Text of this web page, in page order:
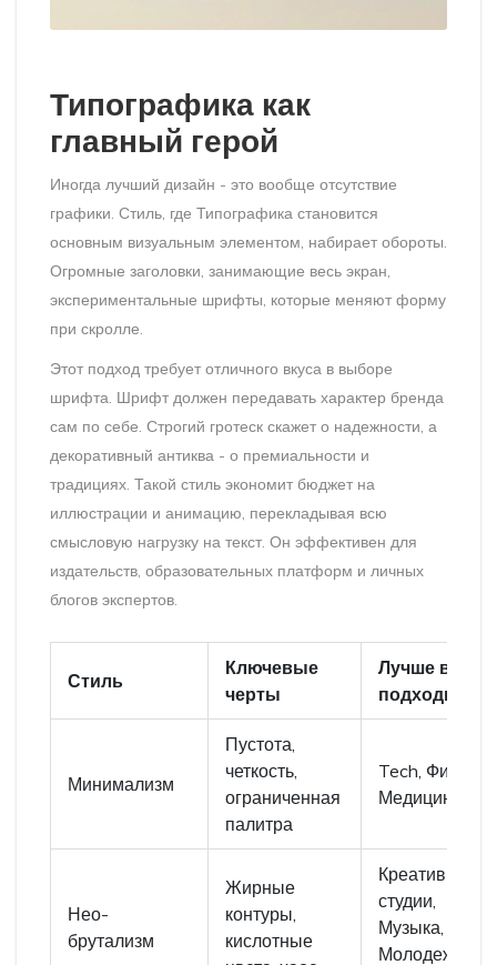
Типографика как
главный герой
Иногда лучший дизайн - это вообще отсутствие
графики. Стиль, где Типографика становится
основным визуальным элементом, набирает обороты.
Огромные заголовки, занимающие весь экран,
экспериментальные шрифты, которые меняют форму
при скролле.
Этот подход требует отличного вкуса в выборе
шрифта. Шрифт должен передавать характер бренда
сам по себе. Строгий гротеск скажет о надежности, а
декоративный антиква - о премиальности и
традициях. Такой стиль экономит бюджет на
иллюстрации и анимацию, перекладывая всю
смысловую нагрузку на текст. Он эффективен для
издательств, образовательных платформ и личных
блогов экспертов.
Стиль
Ключевые
черты
Лучше всего
подходит
Минимализм
Пустота,
четкость,
ограниченная
палитра
Tech, Финтех,
Медицина
Нео-
брутализм
Жирные
контуры,
кислотные
Креативные
студии,
Музыка,
Молодежные